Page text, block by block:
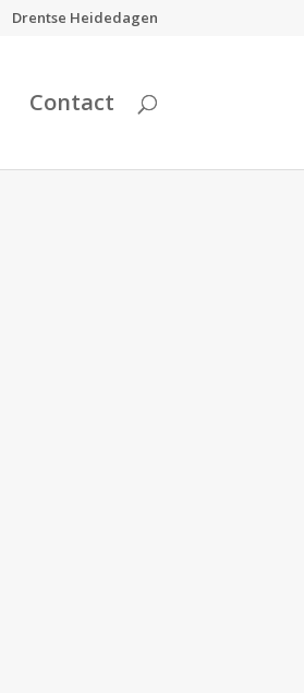
Drentse Heidedagen
Contact